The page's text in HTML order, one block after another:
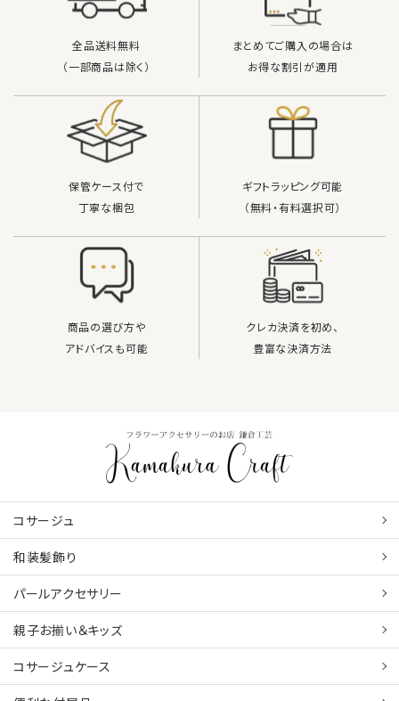
検索する
全品送料無料
（一部商品は除く）
まとめてご購入の場合は
お得な割引が適用
保管ケース付で
丁寧な梱包
ギフトラッピング可能
（無料・有料選択可）
商品の選び方や
アドバイスも可能
クレカ決済を初め、
豊富な決済方法
コサージュ
和装髪飾り
パールアクセサリー
親子お揃い＆キッズ
コサージュケース